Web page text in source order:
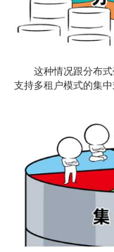
这种情况跟分布
支持多租户模式的集